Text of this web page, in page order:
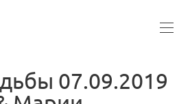
07.09.2019